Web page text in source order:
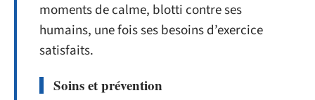
moments de calme, blotti contre ses
humains, une fois ses besoins d’exercice
satisfaits.
Soins et prévention